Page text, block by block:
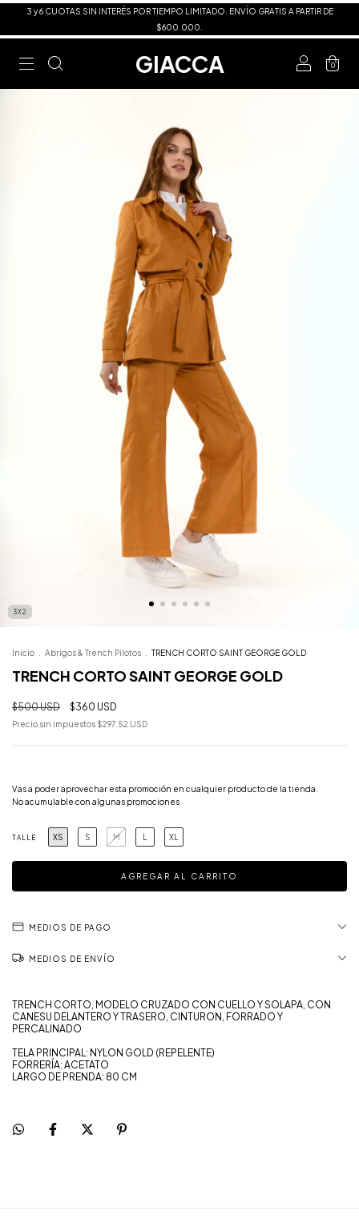
3 y 6 CUOTAS SIN INTERÉS POR TIEMPO LIMITADO. ENVÍO GRATIS A PARTIR DE
$600.000.
GIACCA 0
3X2
Inicio Abrigos & Trench Pilotos TRENCH CORTO SAINT GEORGE GOLD
TRENCH CORTO SAINT GEORGE GOLD
$500 USD $360 USD
Precio sin impuestos $297.52 USD
Vas a poder aprovechar esta promoción en cualquier producto de la tienda.
No acumulable con algunas promociones
TALLE XS S M L XL
MEDIOS DE PAGO
MEDIOS DE ENVÍO
TRENCH CORTO, MODELO CRUZADO CON CUELLO Y SOLAPA, CON
CANESU DELANTERO Y TRASERO, CINTURON, FORRADO Y
PERCALINADO
TELA PRINCIPAL: NYLON GOLD (REPELENTE)
FORRERÍA: ACETATO
LARGO DE PRENDA: 80 CM